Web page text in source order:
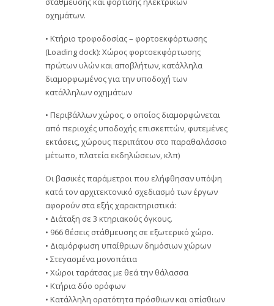
οχημάτων.
• Κτήριο τροφοδοσίας – φορτοεκφόρτωσης
(Loading dock): Χώρος φορτοεκφόρτωσης
πρώτων υλών και αποβλήτων, κατάλληλα
διαμορφωμένος για την υποδοχή των
κατάλληλων οχημάτων
• Περιβάλλων χώρος, ο οποίος διαμορφώνεται
από περιοχές υποδοχής επισκεπτών, φυτεμένες
εκτάσεις, χώρους περιπάτου στο παραθαλάσσιο
μέτωπο, πλατεία εκδηλώσεων, κλπ)
Οι βασικές παράμετροι που ελήφθησαν υπόψη
κατά τον αρχιτεκτονικό σχεδιασμό των έργων
αφορούν στα εξής χαρακτηριστικά:
• Διάταξη σε 3 κτηριακούς όγκους.
• 966 θέσεις στάθμευσης σε εξωτερικό χώρο.
• Διαμόρφωση υπαίθριων δημόσιων χώρων
• Στεγασμένα μονοπάτια
• Χώροι ταράτσας με θεά την θάλασσα
• Κτήρια δύο ορόφων
• Κατάλληλη ορατότητα πρόσθιων και οπίσθιων